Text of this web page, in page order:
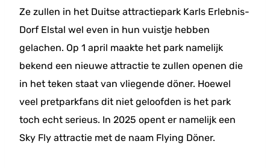
Ze zullen in het Duitse attractiepark Karls Erlebnis-
Dorf Elstal wel even in hun vuistje hebben
gelachen. Op 1 april maakte het park namelijk
bekend een nieuwe attractie te zullen openen die
in het teken staat van vliegende döner. Hoewel
veel pretparkfans dit niet geloofden is het park
toch echt serieus. In 2025 opent er namelijk een
Sky Fly attractie met de naam Flying Döner.